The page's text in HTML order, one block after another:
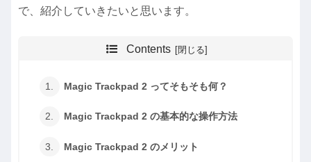
で、紹介していきたいと思います。
Contents
Magic Trackpad 2 ってそもそも何？
Magic Trackpad 2 の基本的な操作方法
Magic Trackpad 2 のメリット